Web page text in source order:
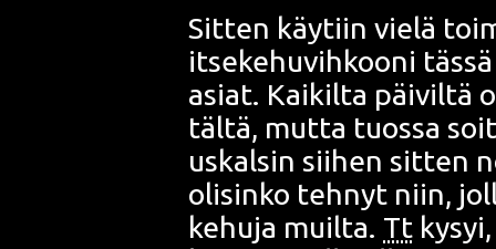
Sit­ten käy­tiin vie­lä
itse­ke­hu­vih­koo­ni
asiat. Kai­kil­ta päi­vil­tä
täl­tä, mut­ta tuos­sa
uskal­sin sii­hen sit­ten
oli­sin­ko teh­nyt niin,
kehu­ja muil­ta. Tt